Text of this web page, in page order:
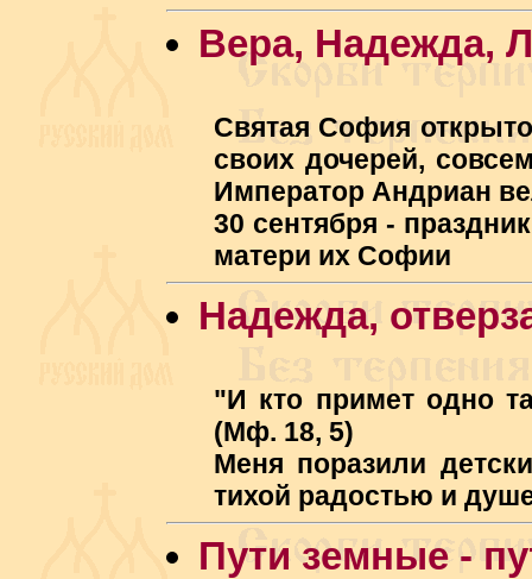
Вера, Надежда,
Святая София
своих дочерей,
Император Андриан
30 сентября -
матери их Софии
Надежда,
"И кто примет одно
(Мф. 18, 5)
Меня поразили
тихой радостью и
Пути земные -